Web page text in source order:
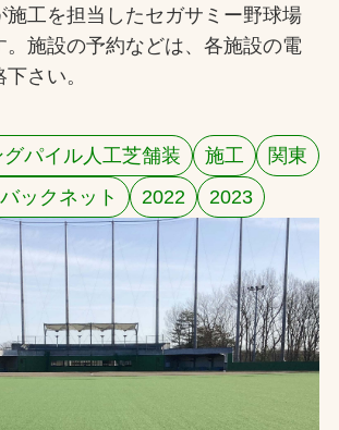
覧
覧
検索
様へ
シー
施工を担当したセガサミー野球場
。施設の予約などは、各施設の電
さい。
グパイル人工芝舗装 施工
関東
ックネット
2022 2023